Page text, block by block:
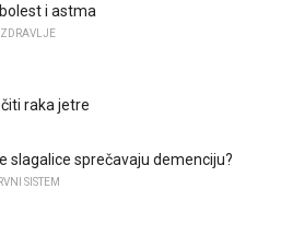
i astma
raka jetre
slagalice sprečavaju demenciju?
SISTEM